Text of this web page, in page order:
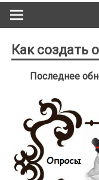
Как создать
Последнее